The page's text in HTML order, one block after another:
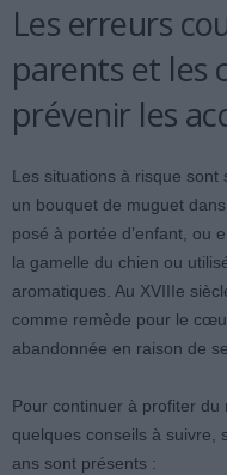
Les erreurs
parents et les
prévenir les
Les situations à risque sont
un bouquet de muguet
posé à portée d’enfant, ou
la gamelle du chien ou
aromatiques. Au XVIIIe
comme remède pour le
abandonnée en raison de
Pour continuer à profiter
quelques conseils à suivre,
ans sont présents :